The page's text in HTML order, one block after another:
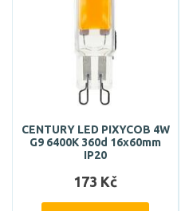
CENTURY LED PIXYCOB 4W
G9 6400K 360d 16x60mm
IP20
173 Kč